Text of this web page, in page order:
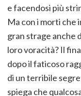
e facendosi più
Ma con i morti che
gran strage anche
loro voracità? Il
dopo il faticoso
di un terribile
spiega che